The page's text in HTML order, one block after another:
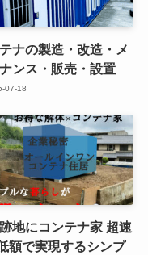
ナの製造・改造・メ
ンス・販売・設置
07-18
地にコンテナ家 超速
額で実現するシンプ